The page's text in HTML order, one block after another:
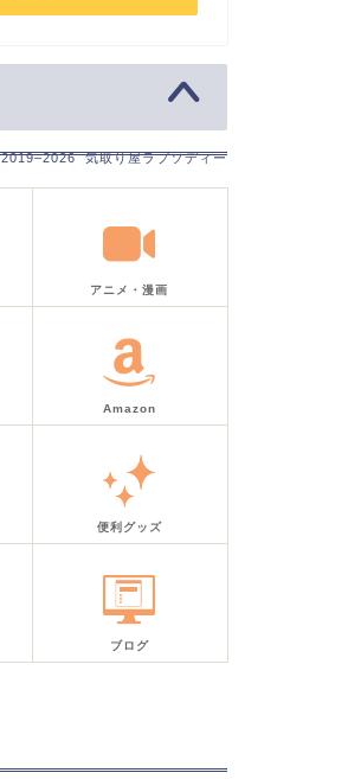
アニメ・漫画
Amazon
便利グッズ
ブログ
2019–2026 気取り屋ラプソディー